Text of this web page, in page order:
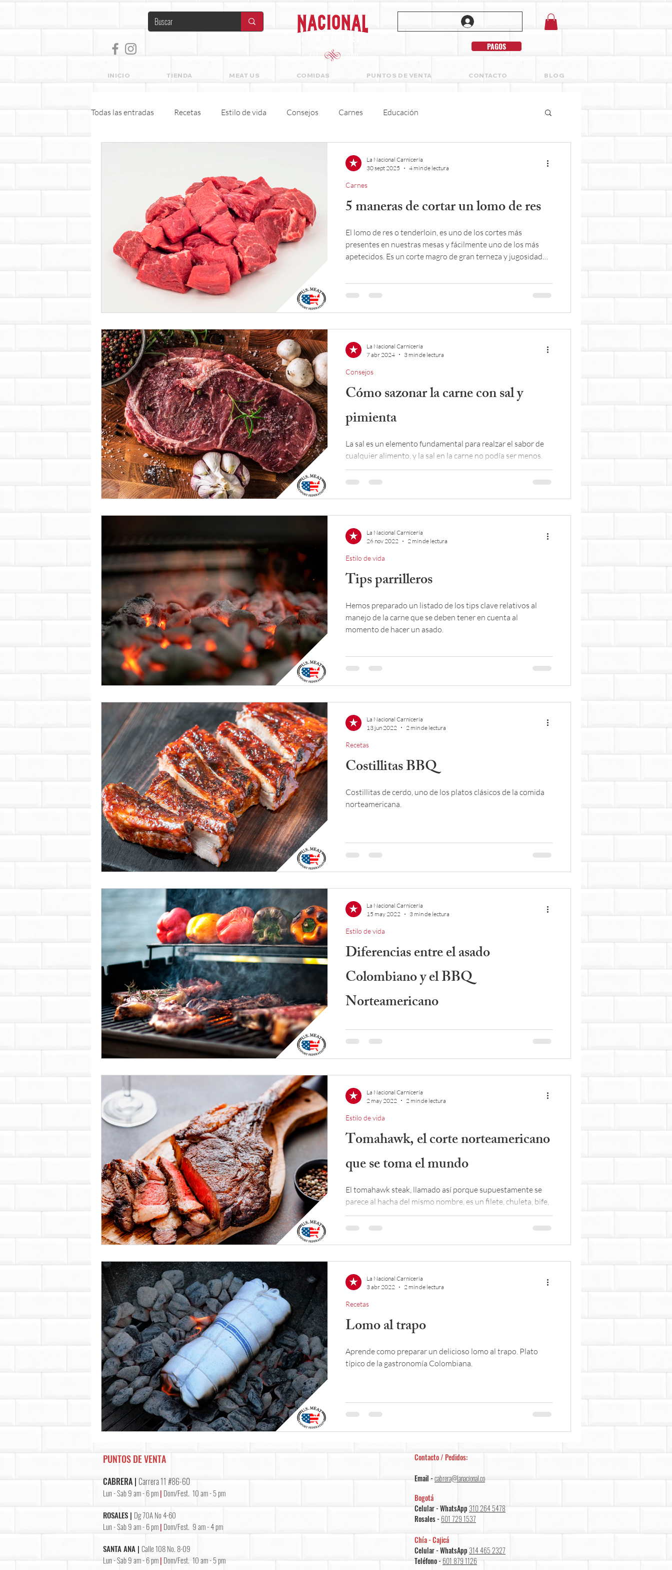
PAGOS
INICIO TIENDA MEAT US COMIDAS PUNTOS DE VENTA CONTACTO BLOG
Todas las entradas Recetas Estilo de vida Consejos Carnes Educación
5 maneras de cortar un lomo de res
El lomo de res o tenderloin, es uno de los cortes más
presentes en nuestras mesas y fácilmente uno de los más
apetecidos. Es un corte magro de gran terneza y jugosidad
Carnes
La Nacional Carnicería
30 sept 2025
4 min de lectura
Cómo sazonar la carne con sal y
pimienta
La sal es un elemento fundamental para realzar el sabor de
cualquier alimento, y la sal en la carne no podía ser menos.
Consejos
La Nacional Carnicería
7 abr 2024
3 min de lectura
Tips parrilleros
Hemos preparado un listado de los tips clave relativos al
manejo de la carne que se deben tener en cuenta al
momento de hacer un asado.
Estilo de vida
La Nacional Carnicería
26 nov 2022
2 min de lectura
Costillitas BBQ
Costillitas de cerdo, uno de los platos clásicos de la comida
norteamericana.
Recetas
La Nacional Carnicería
13 jun 2022
2 min de lectura
Diferencias entre el asado
Colombiano y el BBQ
Norteamericano
Descubre algunas diferencias interesantes en las diversas
costumbres alrededor del mundo al momento de hacer un
Estilo de vida
La Nacional Carnicería
15 may 2022
3 min de lectura
Tomahawk, el corte norteamericano
que se toma el mundo
El tomahawk steak, llamado así porque supuestamente se
parece al hacha del mismo nombre, es un filete, chuleta, bife,
o bistec de costilla.
Estilo de vida
La Nacional Carnicería
2 may 2022
2 min de lectura
Lomo al trapo
Aprende como preparar un delicioso lomo al trapo. Plato
típico de la gastronomía Colombiana.
Recetas
La Nacional Carnicería
3 abr 2022
2 min de lectura
PUNTOS DE VENTA
CABRERA | Carrera 11 #86-60
Lun - Sab 9 am - 6 pm| Dom/Fest. 10 am - 5 pm
ROSALES | Dg 70A No 4-60
Lun - Sab 9 am - 6 pm| Dom/Fest. 9 am - 4 pm
SANTA ANA | Calle 108 No. 8-09
Lun - Sab 9 am - 6 pm| Dom/Fest. 10 am - 5 pm
Contacto / Pedidos:
Email -cabrera@lanacional.co
Bogotá
Celular - WhatsApp 310 264 5478
Rosales -601 729 1537
Chía - Cajicá
Celular - WhatsApp 314 465 2327
Teléfono -601 879 1126